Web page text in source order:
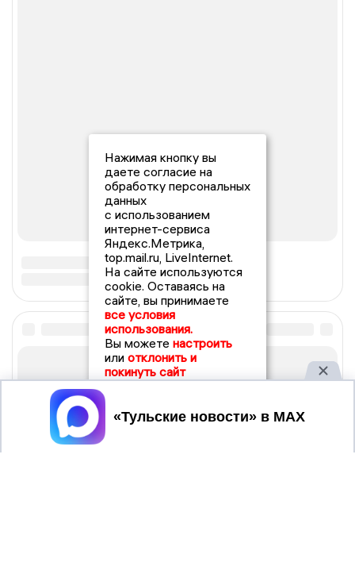
Нажимая кнопку вы
даете согласие на
обработку персональных
данных
с использованием
интернет-сервиса
Яндекс.Метрика,
top.mail.ru, LiveInternet.
На сайте используются
cookie. Оставаясь на
сайте, вы принимаете
все условия
использования.
Вы можете настроить
или отклонить и
покинуть сайт
Принять